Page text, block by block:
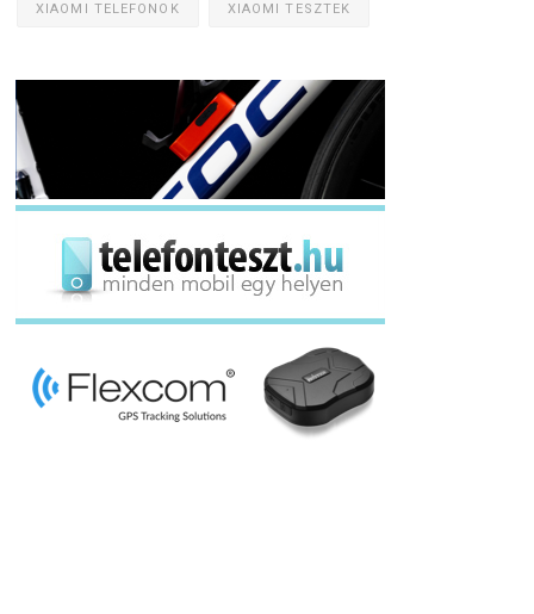
XIAOMI TELEFONOK XIAOMI TESZTEK